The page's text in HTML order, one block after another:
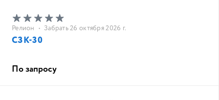
Релион • Забрать 26 октября 2026 г.
СЗК-30
По запросу